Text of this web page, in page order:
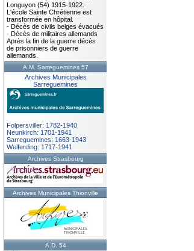
Longuyon (54) 1915-1922.
L'école Sainte Chrétienne est
transformée en hôpital.
- Décès de civils belges évacués
- Décès de militaires allemands
Après la fin de la guerre décès
de prisonniers de guerre
allemands.
A.M. Sarreguemines 57
Archives Municipales
Sarreguemines
Folpersviller: 1782-1940
Neunkirch: 1701-1941
Sarreguemines: 1663-1943
Welferding: 1717-1941
Archives Strasbourg
Archives Municipales Thionville
A.D. 54